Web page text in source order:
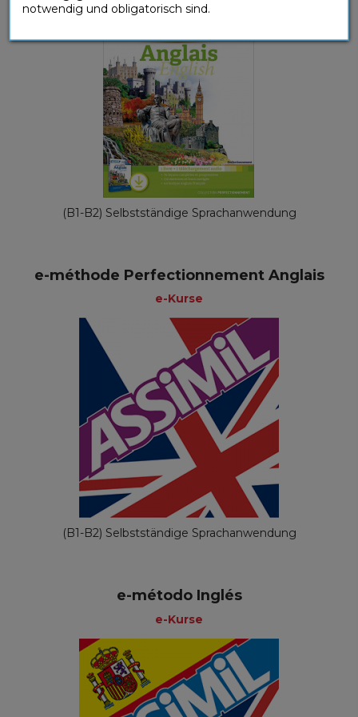
(B1-B2) Selbstständige Sprachanwendung
e-méthode Perfectionnement Anglais
e-Kurse
(B1-B2) Selbstständige Sprachanwendung
e-método Inglés
e-Kurse
notwendig und obligatorisch sind.